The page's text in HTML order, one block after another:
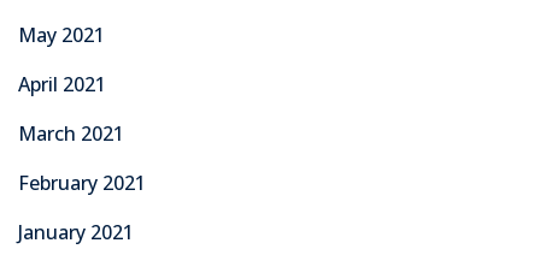
May 2021
April 2021
March 2021
February 2021
January 2021